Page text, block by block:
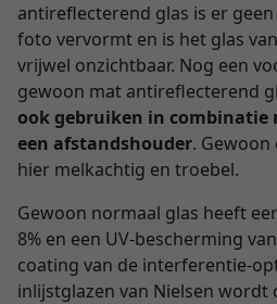
antireflecterend glas is er
foto vervormt en is het glas
vrijwel onzichtbaar. Nog een
gewoon mat antireflecterend
ook gebruiken in combinatie
een afstandshouder.
hier melkachtig en troebel.
Gewoon normaal glas heeft
8% en een UV-bescherming
coating van de interferentie-
inlijstglazen van Nielsen wordt